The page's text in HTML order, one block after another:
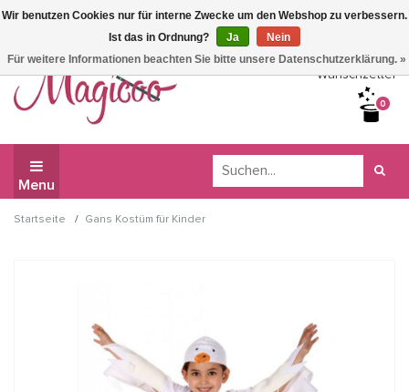
Wir haben Betriebsferien, daher können Sie derzeit nicht
bestellen.
Wunschzettel
0
Menu
Startseite / Gans Kostüm für Kinder
Wir benutzen Cookies nur für interne Zwecke um den Webshop zu verbessern.
Ist das in Ordnung?
Ja
Nein
Für weitere Informationen beachten Sie bitte unsere Datenschutzerklärung. »